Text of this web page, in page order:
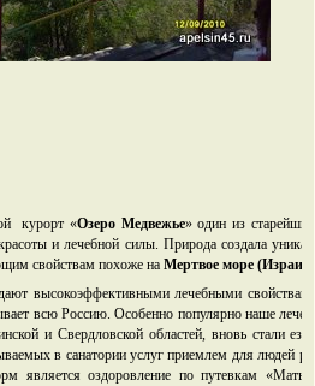
курорт «Озеро Медвежье» один из
и лечебной силы. Природа создала
свойствам похоже на Мертвое море
высокоэффективными лечебными
всю Россию. Особенно популярно наше
и Свердловской областей, вновь стали
в санатории услуг приемлем для людей
является оздоровление по путевкам